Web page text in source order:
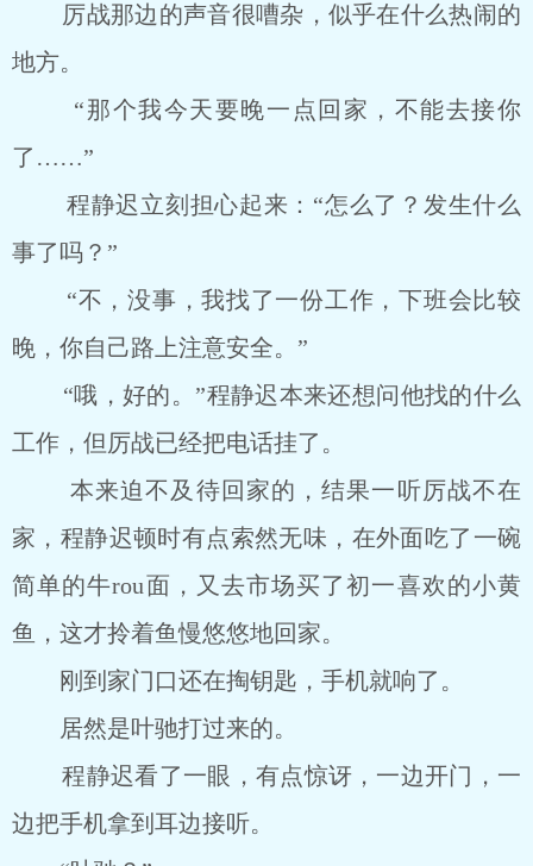
厉战那边的声音很嘈杂，似乎在什么热闹的
地方。
“那个我今天要晚一点回家，不能去接你
了……”
程静迟立刻担心起来：“怎么了？发生什么
事了吗？”
“不，没事，我找了一份工作，下班会比较
晚，你自己路上注意安全。”
“哦，好的。”程静迟本来还想问他找的什么
工作，但厉战已经把电话挂了。
本来迫不及待回家的，结果一听厉战不在
家，程静迟顿时有点索然无味，在外面吃了一碗
简单的牛rou面，又去市场买了初一喜欢的小黄
鱼，这才拎着鱼慢悠悠地回家。
刚到家门口还在掏钥匙，手机就响了。
居然是叶驰打过来的。
程静迟看了一眼，有点惊讶，一边开门，一
边把手机拿到耳边接听。